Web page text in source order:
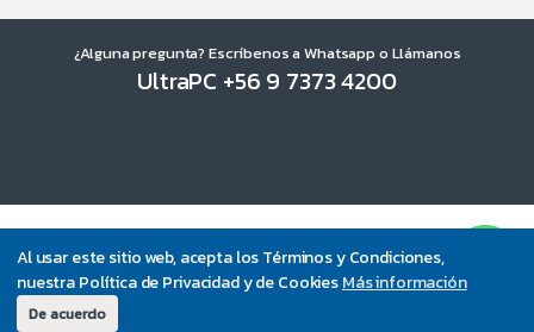
Al usar este sitio web, acepta los Términos y Condiciones,
nuestra Política de Privacidad y de CookiesMás información
De acuerdo
¿Alguna pregunta? Escríbenos a Whatsapp o Llámanos
UltraPC +56 9 7373 4200